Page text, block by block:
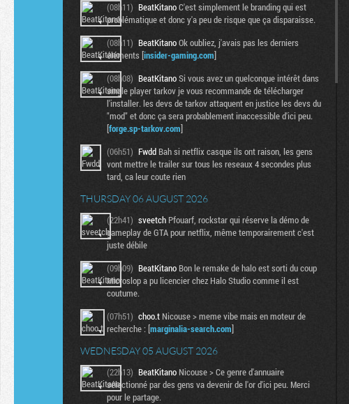
(08h11) BeatKitanoC'est simplement le branding qui est
problématique et donc y'a peu de risque que ça disparaisse.
(08h11) BeatKitanoOk oubliez, j'avais pas les derniers
éléments [insider-gaming.com]
(08h08) BeatKitanoSi vous avez un quelconque intérêt dans
single player tarkov je vous recommande de télécharger
l'installer. les devs de tarkov attaquent en justice les devs du
"mod" et donc ça sera probablement inaccessible d'ici peu.
[forge.sp-tarkov.com]
(06h51) Fwdd Bah si netflix casque ils ont raison, les gens
vont mettre le trailer sur tous les reseaux 4 secondes plus
tard, ca leur coute rien
THURSDAY 06 AUGUST 2026
(22h41) sveetch Pfouarf, rockstar qui réserve la démo de
gameplay de GTA pour netflix, même temporairement c'est
juste débile
(09h09) BeatKitano Bon le remake de halo est sorti du coup
Microslop a pu licencier chez Halo Studio comme il est
coutume.
(07h51) choo.t Nicouse > meme vibe mais en moteur de
recherche : [marginalia-search.com]
WEDNESDAY 05 AUGUST 2026
(22h13) BeatKitano Nicouse > Ce genre d'annuaire
sélectionné par des gens va devenir de l'or d'ici peu. Merci
pour le partage.